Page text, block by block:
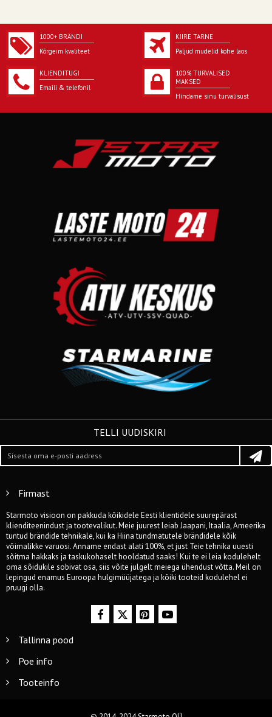
1000+ BRÄNDI
Kõrgeim kvaliteet
KIIRE TARNE
Paljud mudelid kohe laos
KLIENDITUGI
Emaili & telefonil
100% TURVALISED
MAKSED
Hindame sinu turvalisust
TELLI UUDISKIRI
Firmast
Starmoto visioon on pakkuda kõikidele Eesti klientidele suurepärast
klienditeenindust ja tootevalikut. Meie juurest leiab Jaapani, Itaalia, Ameerika
tuntud brändide tehnikale, kui ka Hiina tundmatutele brändidele kõik
võimalikke varuosi. Anname endast alati 100%, et just Teie tehnika uuesti
sõitma hakkaks ja taskukohaselt hooldatud saaks! Kui te ei leia kodulehelt
oma sõidukile sobivat osa, siis võite julgelt meiega ühendust võtta. Meil on
lepingud enamus Euroopa hulgimüüjatega ja kõiki tooteid kodulehel ei
pruugi olla.
Tallinna pood
Poe info
Tooteinfo